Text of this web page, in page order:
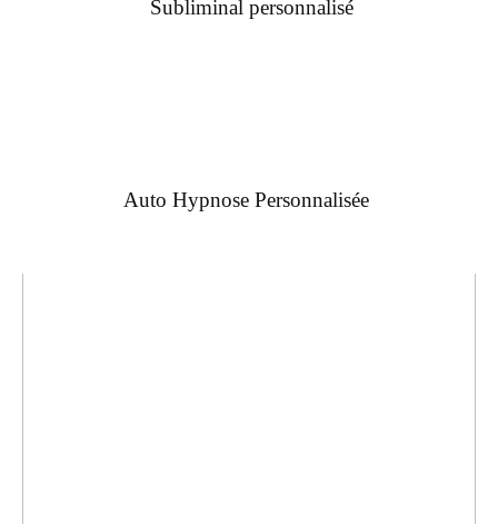
Subliminal personnalisé
Auto Hypnose Personnalisée